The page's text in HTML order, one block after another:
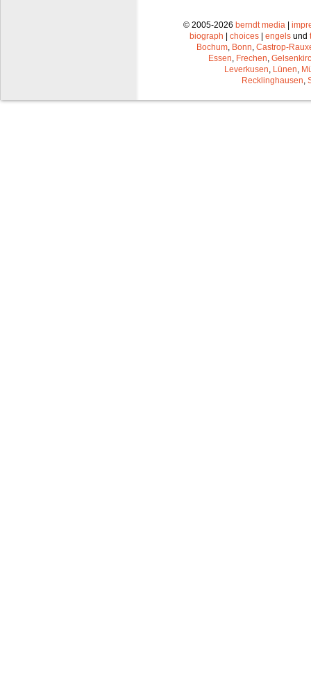
© 2005-2026 berndt media |
biograph | choices | engels und
Bochum Bonn Castrop-
Essen Frechen
Leverkusen Lünen
Recklinghausen